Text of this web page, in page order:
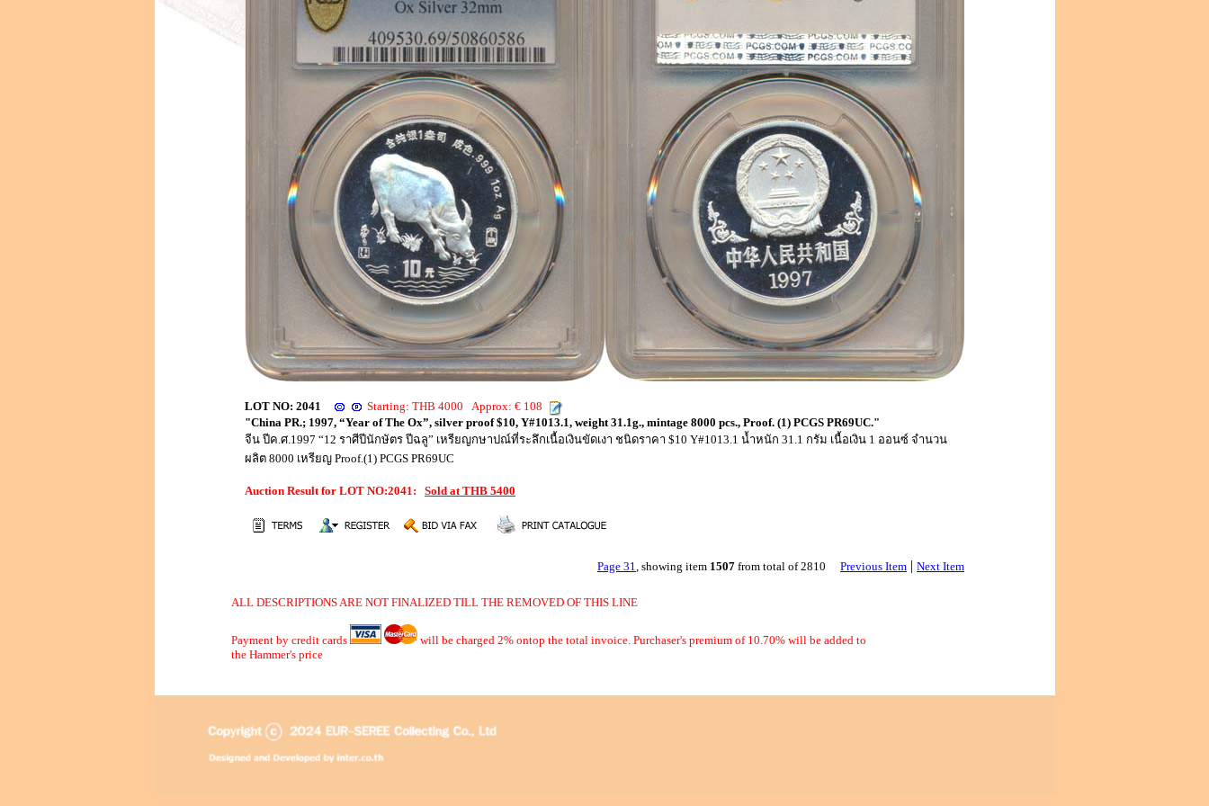
LOT NO: 2041
Starting: THB 4000 Approx: € 108
"China PR.; 1997, “Year of The Ox”, silver proof $10, Y#1013.1, weight 31.1g., mintage 8000 pcs., Proof. (1) PCGS PR69UC."
จีน ปีค.ศ.1997 “12 ราศีปีนักษัตร ปีฉลู” เหรียญกษาปณ์ที่ระลึกเนื้อเงินขัดเงา ชนิดราคา $10 Y#1013.1 น้ำหนัก 31.1 กรัม เนื้อเงิน 1 ออนซ์ จำนวน
ผลิต 8000 เหรียญ Proof.(1) PCGS PR69UC
Auction Result for LOT NO:2041: Sold at THB 5400
Page 31, showing item 1507 from total of 2810 Previous Item | Next Item
ALL DESCRIPTIONS ARE NOT FINALIZED TILL THE REMOVED OF THIS LINE
Payment by credit cards
will be charged 2% ontop the total invoice. Purchaser's premium of 10.70% will be added to
the Hammer's price